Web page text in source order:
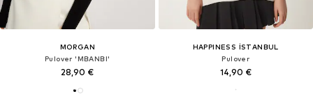
MORGAN
Pulover 'MBANBI'
28,90 €
HAPPINESS İSTANBUL
Pulover
14,90 €